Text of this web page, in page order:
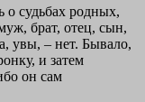
судьбах родных,
брат, отец, сын,
увы, – нет. Бывало,
и затем
он сам